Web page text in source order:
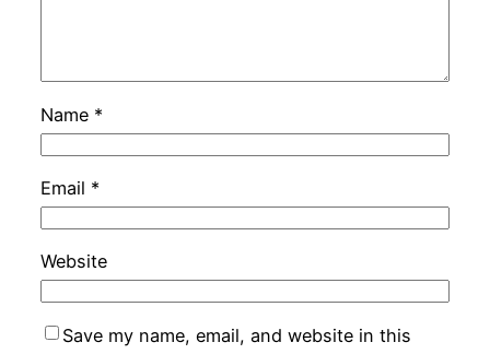
Name *
Email *
Website
Save my name, email, and website in this